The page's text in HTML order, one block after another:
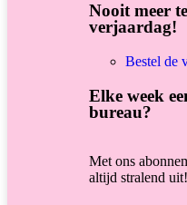
Nooit meer
verjaardag!
Bestel de
Elke week
bureau?
Met ons
altijd stralend uit!